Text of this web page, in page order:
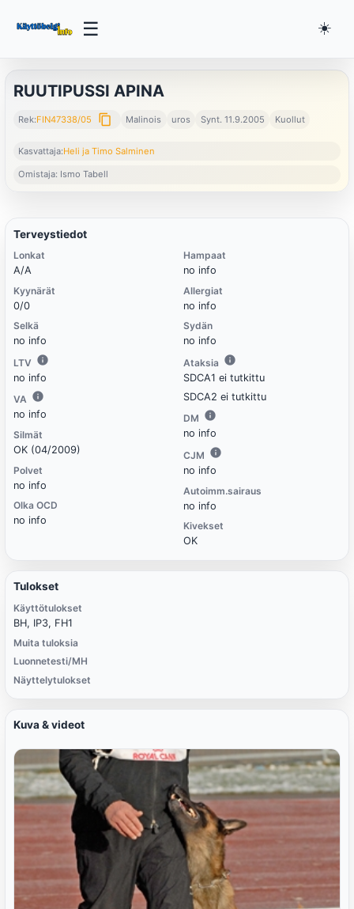
☰ ☀️
RUUTIPUSSI APINA
Rek:FIN47338/05 content_copy Malinois uros Synt. 11.9.2005 Kuollut
Kasvattaja:Heli ja Timo Salminen
Omistaja: Ismo Tabell
Terveystiedot
Lonkat
A/A
Kyynärät
0/0
Selkä
no info
LTV
no info
VA
no info
Silmät
OK (04/2009)
Polvet
no info
Olka OCD
no info
Hampaat
no info
Allergiat
no info
Sydän
no info
Ataksia
SDCA1 ei tutkittu
SDCA2 ei tutkittu
DM
no info
CJM
no info
Autoimm.sairaus
no info
Kivekset
OK
Tulokset
Käyttötulokset
BH, IP3, FH1
Muita tuloksia
Luonnetesti/MH
Näyttelytulokset
Kuva & videot